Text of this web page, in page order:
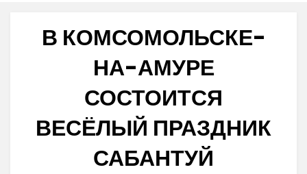
В КОМСОМОЛЬСКЕ-
НА-АМУРЕ
СОСТОИТСЯ
ВЕСЁЛЫЙ ПРАЗДНИК
САБАНТУЙ